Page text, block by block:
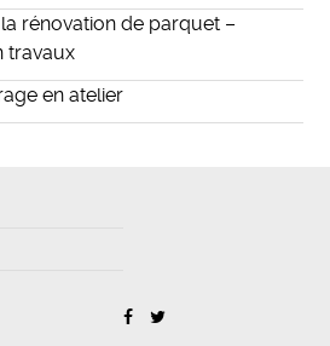
rénovation de parquet –
travaux
en atelier